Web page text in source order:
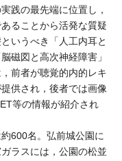
践の最先端に位置し，
ることから活発な質疑
いうべき「人工内耳と
磁図と高次神経障害」
前者が聴覚的内的レキ
供され，後者では画像
等の情報が紹介され
600名。弘前城公園に
ラスには，公園の松並